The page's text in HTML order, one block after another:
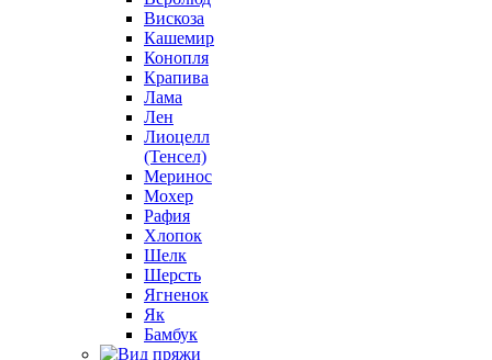
Вискоза
Кашемир
Конопля
Крапива
Лама
Лен
Лиоцелл
(Тенсел)
Меринос
Мохер
Рафия
Хлопок
Шелк
Шерсть
Ягненок
Як
Бамбук